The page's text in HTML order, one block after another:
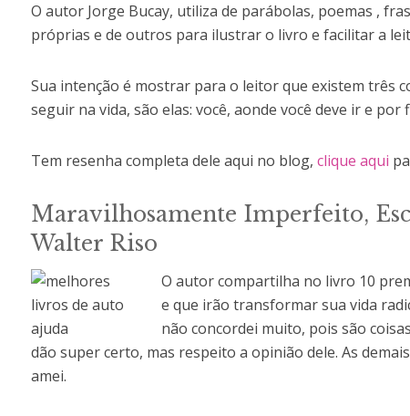
O autor Jorge Bucay, utiliza de parábolas, poemas ,
próprias e de outros para ilustrar o livro e facilitar a
Sua intenção é mostrar para o leitor que existem três
seguir na vida, são elas: você, aonde você deve ir e por
Tem resenha completa dele aqui no blog,clique aqui
Maravilhosamente Imperfeito,
Walter Riso
O autor compartilha no livro 10
e que irão transformar sua vida
não concordei muito, pois são
dão super certo, mas respeito a opinião dele. As
amei.